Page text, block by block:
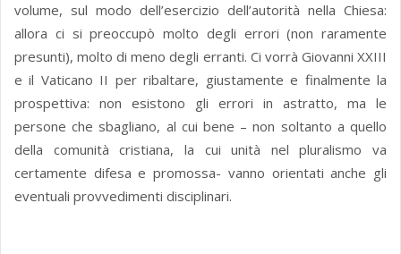
volume, sul modo dell’esercizio dell’autorità nella Chiesa:
allora ci si preoccupò molto degli errori (non raramente
presunti), molto di meno degli erranti. Ci vorrà Giovanni XXIII
e il Vaticano II per ribaltare, giustamente e finalmente la
prospettiva: non esistono gli errori in astratto, ma le
persone che sbagliano, al cui bene – non soltanto a quello
della comunità cristiana, la cui unità nel pluralismo va
certamente difesa e promossa- vanno orientati anche gli
eventuali provvedimenti disciplinari.